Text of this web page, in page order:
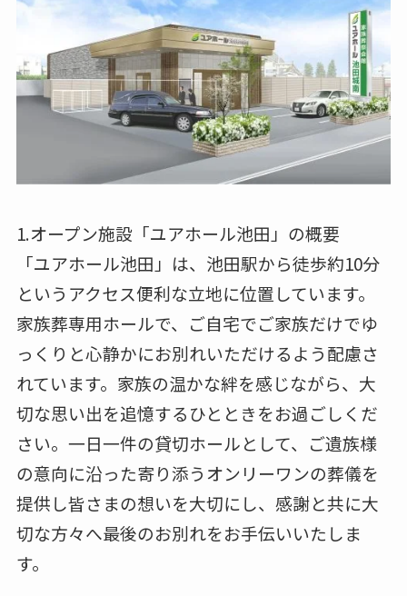
1.オープン施設「ユアホール池田」の概要
「ユアホール池田」は、池田駅から徒歩約10分
というアクセス便利な立地に位置しています。
家族葬専用ホールで、ご自宅でご家族だけでゆ
っくりと心静かにお別れいただけるよう配慮さ
れています。家族の温かな絆を感じながら、大
切な思い出を追憶するひとときをお過ごしくだ
さい。一日一件の貸切ホールとして、ご遺族様
の意向に沿った寄り添うオンリーワンの葬儀を
提供し皆さまの想いを大切にし、感謝と共に大
切な方々へ最後のお別れをお手伝いいたしま
す。